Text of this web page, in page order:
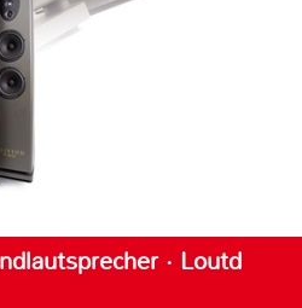
· Loutd